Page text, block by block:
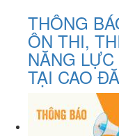
THÔNG
ÔN THI,
NĂNG
TẠI CAO